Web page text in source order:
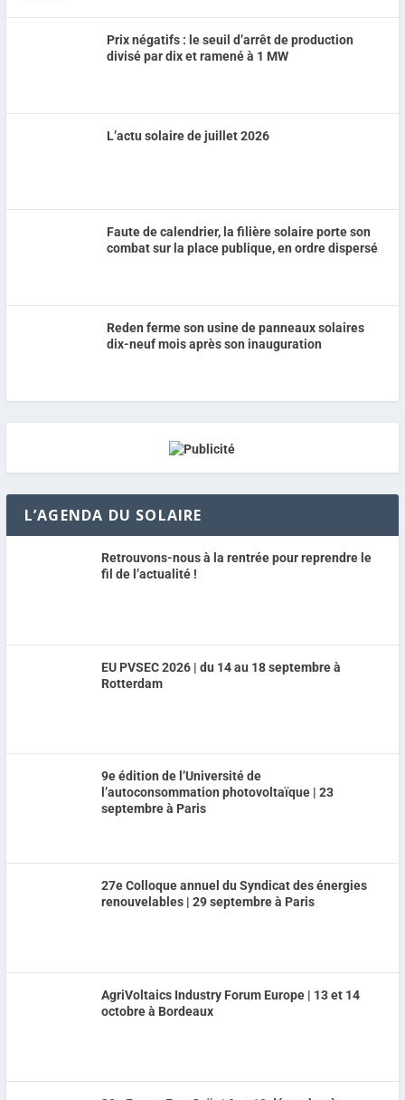
Prix négatifs : le seuil d’arrêt de production
divisé par dix et ramené à 1 MW
L’actu solaire de juillet 2026
Faute de calendrier, la filière solaire porte son
combat sur la place publique, en ordre dispersé
Reden ferme son usine de panneaux solaires
dix-neuf mois après son inauguration
L’AGENDA DU SOLAIRE
Retrouvons-nous à la rentrée pour reprendre le
fil de l’actualité !
EU PVSEC 2026 | du 14 au 18 septembre à
Rotterdam
9e édition de l’Université de
l’autoconsommation photovoltaïque | 23
septembre à Paris
27e Colloque annuel du Syndicat des énergies
renouvelables | 29 septembre à Paris
AgriVoltaics Industry Forum Europe | 13 et 14
octobre à Bordeaux